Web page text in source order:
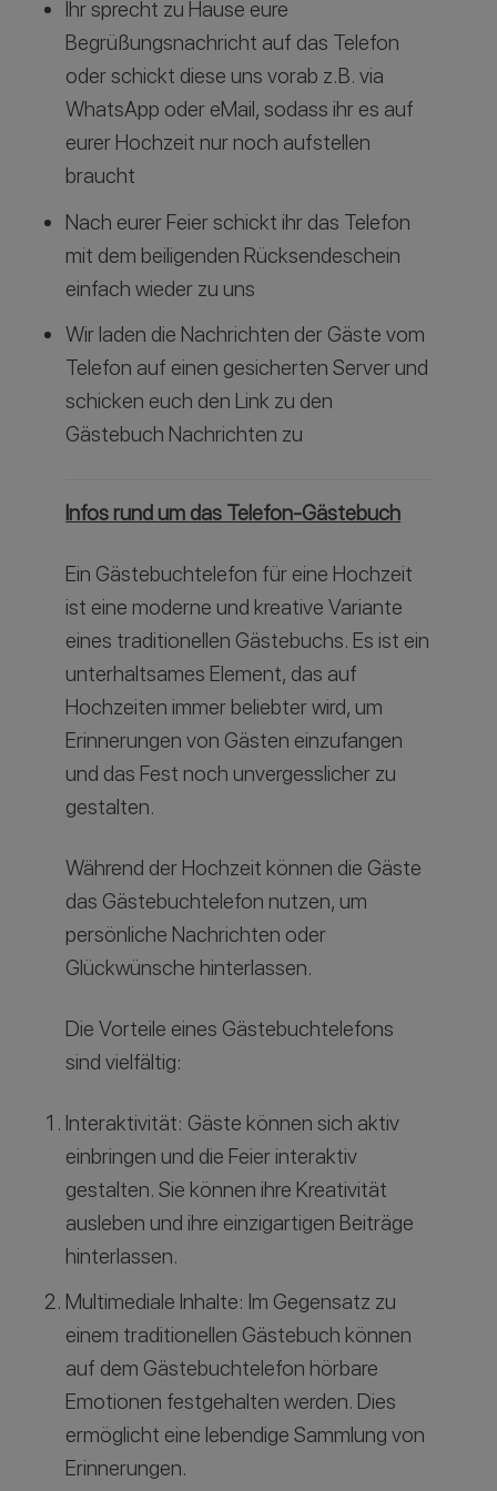
Ihr sprecht zu Hause eure
Begrüßungsnachricht auf das Telefon
oder schickt diese uns vorab z.B. via
WhatsApp oder eMail, sodass ihr es auf
eurer Hochzeit nur noch aufstellen
braucht
Nach eurer Feier schickt ihr das Telefon
mit dem beiligenden Rücksendeschein
einfach wieder zu uns
Wir laden die Nachrichten der Gäste vom
Telefon auf einen gesicherten Server und
schicken euch den Link zu den
Gästebuch Nachrichten zu
Infos rund um das Telefon-Gästebuch
Ein Gästebuchtelefon für eine Hochzeit
ist eine moderne und kreative Variante
eines traditionellen Gästebuchs. Es ist ein
unterhaltsames Element, das auf
Hochzeiten immer beliebter wird, um
Erinnerungen von Gästen einzufangen
und das Fest noch unvergesslicher zu
gestalten.
Während der Hochzeit können die Gäste
das Gästebuchtelefon nutzen, um
persönliche Nachrichten oder
Glückwünsche hinterlassen.
Die Vorteile eines Gästebuchtelefons
sind vielfältig:
Interaktivität: Gäste können sich aktiv
einbringen und die Feier interaktiv
gestalten. Sie können ihre Kreativität
ausleben und ihre einzigartigen Beiträge
hinterlassen.
Multimediale Inhalte: Im Gegensatz zu
einem traditionellen Gästebuch können
auf dem Gästebuchtelefon hörbare
Emotionen festgehalten werden. Dies
ermöglicht eine lebendige Sammlung von
Erinnerungen.